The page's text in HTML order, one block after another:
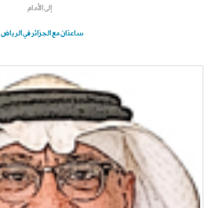
إلى الأمام
ساعتان مع الجزائر في الرياض 3-